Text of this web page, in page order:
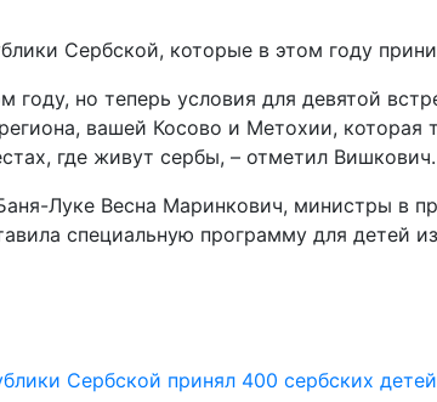
Сербской, которые в этом году
но теперь условия для девятой
вашей Косово и Метохии, которая
где живут сербы, – отметил Вишкович.
Луке Весна Маринкович, министры в
специальную программу для детей
Сербской принял 400 сербских